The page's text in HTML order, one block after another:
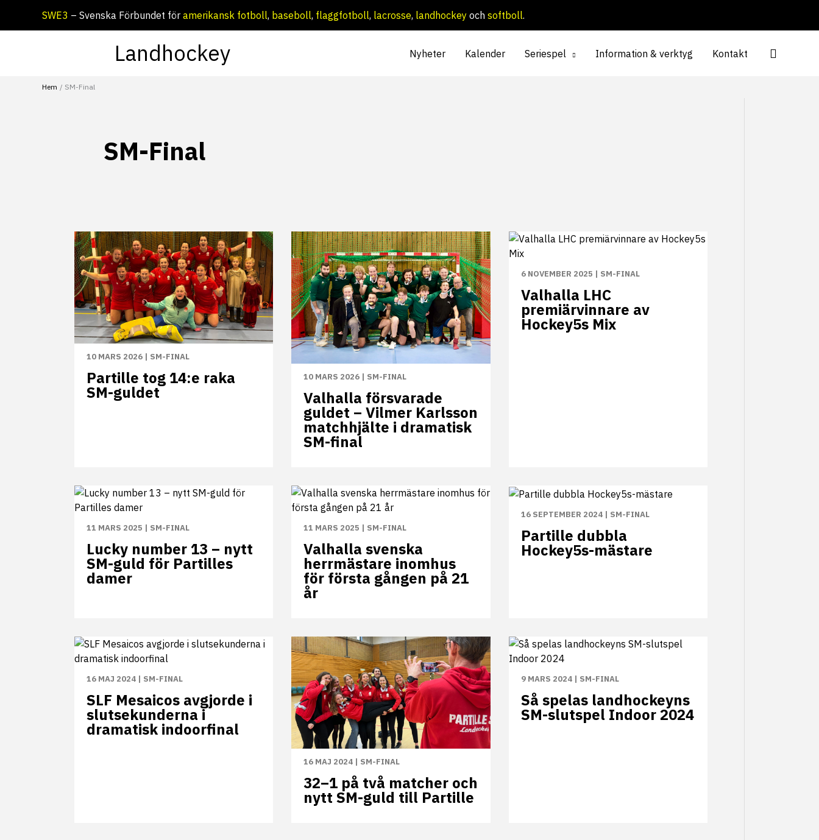
SWE3 – Svenska Förbundet för amerikansk fotboll, baseboll, flaggfotboll, lacrosse, landhockey och softboll.
Landhockey Nyheter Kalender Seriespel Information & verktyg Kontakt
Hem SM-Final
SM-Final
10 MARS 2026 | SM-FINAL
Partille tog 14:e raka
SM-guldet
10 MARS 2026 SM-FINAL
Valhalla försvarade
guldet – Vilmer Karlsson
matchhjälte i dramatisk
SM-final
6 NOVEMBER 2025 | SM-FINAL
Valhalla LHC
premiärvinnare av
Hockey5s Mix
11 MARS 2025 SM-FINAL
Lucky number 13 – nytt
SM-guld för Partilles
damer
11 MARS 2025 SM-FINAL
Valhalla svenska
herrmästare inomhus
för första gången på 21
år
16 SEPTEMBER 2024| SM-FINAL
Partille dubbla
Hockey5s-mästare
16 MAJ 2024 SM-FINAL
SLF Mesaicos avgjorde i
slutsekunderna i
dramatisk indoorfinal
16 MAJ 2024 | SM-FINAL
32–1 på två matcher och
nytt SM-guld till Partille
9 MARS 2024| SM-FINAL
Så spelas landhockeyns
SM-slutspel Indoor 2024